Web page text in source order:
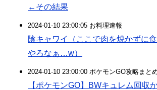
←その結果
2024-01-10 23:00:05 お料理速報
陰キャワイ（ここで肉を焼かずに
やろなぁ…w）
2024-01-10 23:00:00 ポケモンGO攻略まと
【ポケモンGO】BWキュレム回収